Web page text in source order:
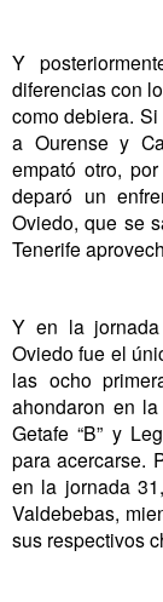
Y
diferencias con
como debiera.
a Ourense y
empató otro,
deparó un
Oviedo, que se
Tenerife
Y en la
Oviedo fue el
las ocho
ahondaron en
Getafe “B” y
para acercarse.
en la jornada
Valdebebas,
sus respectivos